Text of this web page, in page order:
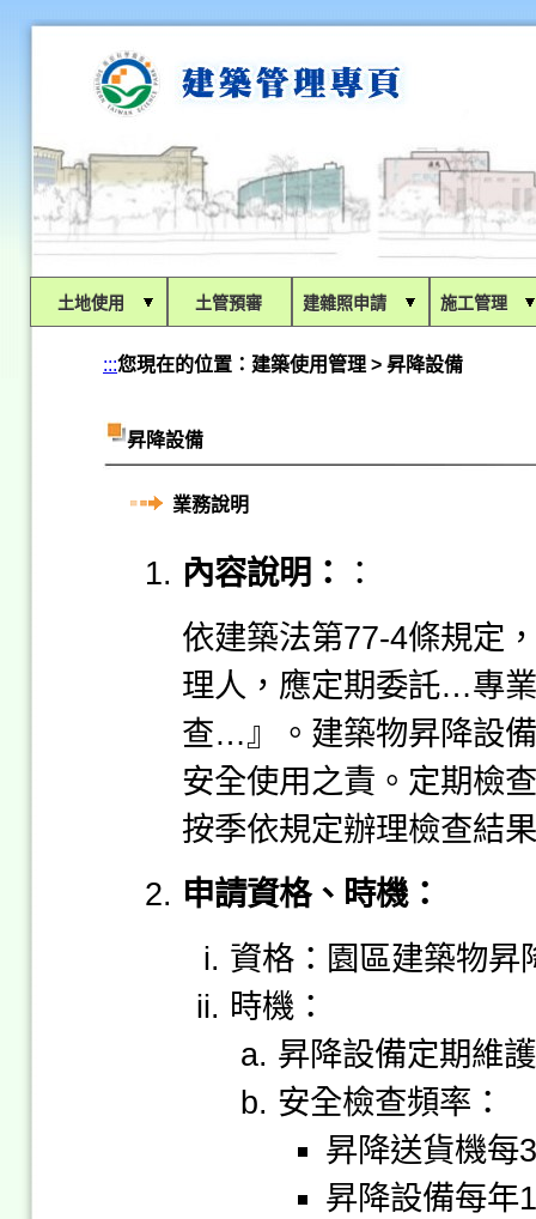
土地使用 土管預審 建雜照申請 施工管理
:::您現在的位置： 建築使用管理 > 昇降設備
昇降設備
業務說明
內容說明：
：
依建築法第77-4條規定
理人，應定期委託…專
查…』。建築物昇降設
安全使用之責。定期檢
按季依規定辦理檢查結
申請資格、時機：
資格：園區建築物昇
時機：
昇降設備定期維
安全檢查頻率：
昇降送貨機每
昇降設備每年